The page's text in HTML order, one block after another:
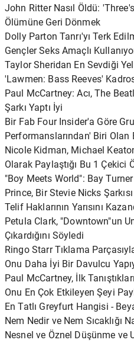
John Ritter Nasıl Öldü:
Ölümüne Geri Dönmek
Dolly Parton Tanrı'yı ​​Terk
Gençler Seks Amaçlı
Taylor Sheridan En Sevdiği
'Lawmen: Bass Reeves'
Paul McCartney: Acı, The
Şarkı Yaptı İyi
Bir Fab Four Insider'a Göre
Performanslarından' Biri Olan
Nicole Kidman, Michael
Olarak Paylaştığı Bu 1 Çekici
"Boy Meets World": Bay
Prince, Bir Stevie Nicks
Telif Haklarının Yarısını
Petula Clark, "Downtown"un
Çıkardığını Söyledi
Ringo Starr Tıklama
Onu Daha İyi Bir Davulcu
Paul McCartney, İlk
Onu En Çok Etkileyen Şeyi
En Tatlı Greyfurt Hangisi -
Nem Nedir ve Nem Sıcaklığı
Nesnel ve Öznel Düşünme ve